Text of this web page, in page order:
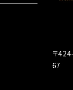
〒
67